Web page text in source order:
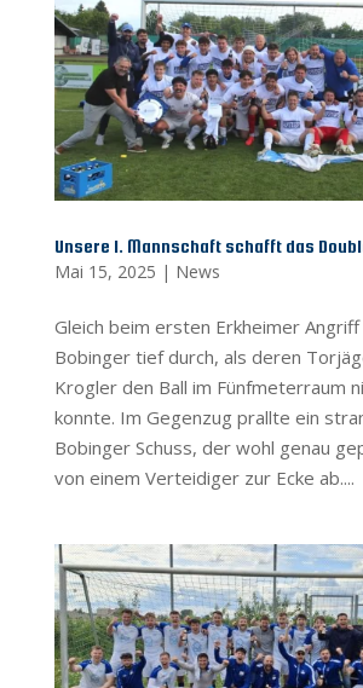
Unsere 1. Mannschaft schafft das
Mai 15, 2025 | News
Gleich beim ersten Erkheimer
Bobinger tief durch, als deren
Krogler den Ball im Fünfmeterraum
konnte. Im Gegenzug prallte ein
Bobinger Schuss, der wohl genau
von einem Verteidiger zur Ecke ab....